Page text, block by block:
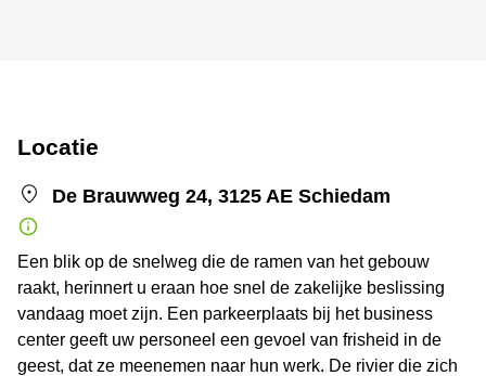
Locatie
De Brauwweg 24, 3125 AE Schiedam
Een blik op de snelweg die de ramen van het gebouw
raakt, herinnert u eraan hoe snel de zakelijke beslissing
vandaag moet zijn. Een parkeerplaats bij het business
center geeft uw personeel een gevoel van frisheid in de
geest, dat ze meenemen naar hun werk. De rivier die zich